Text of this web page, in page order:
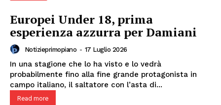
Europei Under 18, prima
esperienza azzurra per Damiani
Notizieprimopiano - 17 Luglio 2026
In una stagione che lo ha visto e lo vedrà
probabilmente fino alla fine grande protagonista in
campo italiano, il saltatore con l’asta di...
Read more